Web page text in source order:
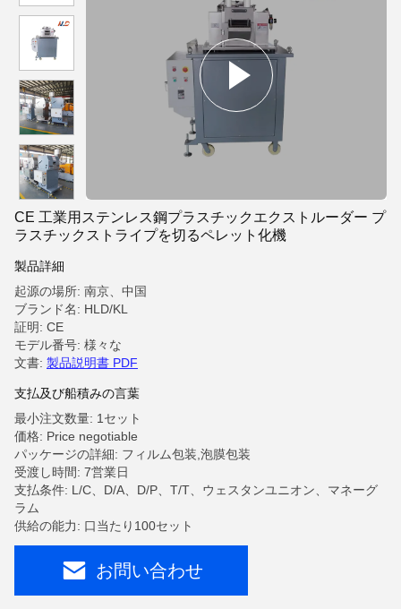
CE 工業用ステンレス鋼プラスチックエクストルーダー プ
ラスチックストライプを切るペレット化機
製品詳細
起源の場所: 南京、中国
ブランド名: HLD/KL
証明: CE
モデル番号: 様々な
文書: 製品説明書 PDF
支払及び船積みの言葉
最小注文数量: 1セット
価格: Price negotiable
パッケージの詳細: フィルム包装,泡膜包装
受渡し時間: 7営業日
支払条件: L/C、D/A、D/P、T/T、ウェスタンユニオン、マネーグ
ラム
供給の能力: 口当たり100セット
お問い合わせ